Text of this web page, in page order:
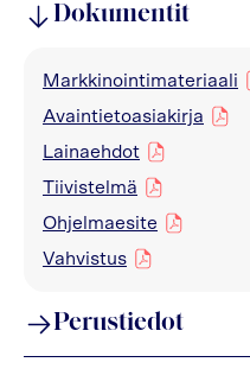
Dokumentit
Markkinointimateriaali
pdf
Avaintietoasiakirja
pdf
Lainaehdot
pdf
Tiivistelmä
pdf
Ohjelmaesite
pdf
Vahvistus
pdf
Perustiedot